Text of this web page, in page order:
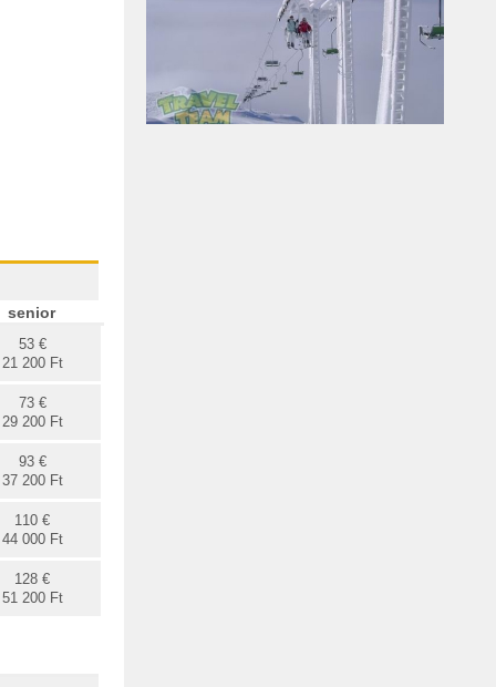
senior
53 €
21 200 Ft
73 €
29 200 Ft
93 €
37 200 Ft
110 €
44 000 Ft
128 €
51 200 Ft